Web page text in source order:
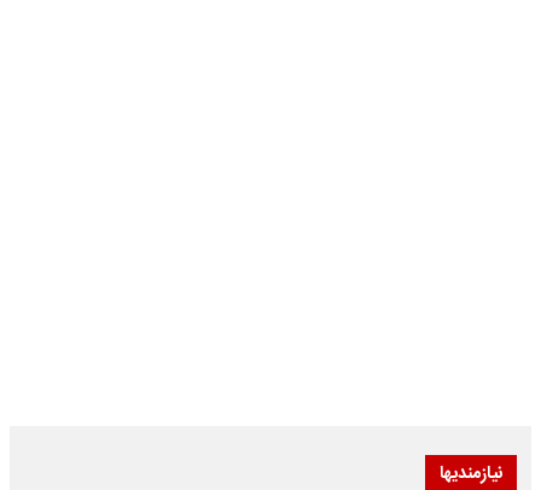
نیازمندیها